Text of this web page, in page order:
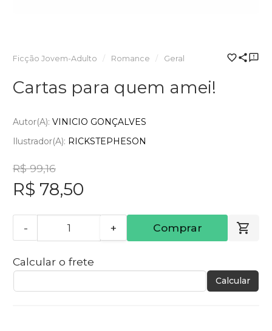
Ficção Jovem-Adulto Romance Geral
Cartas para quem amei!
Autor(a): VINICIO GONÇALVES
Ilustrador(a): RICKSTEPHESON
R$ 99,16
R$ 78,50
- + Comprar
Calcular o frete
Calcular